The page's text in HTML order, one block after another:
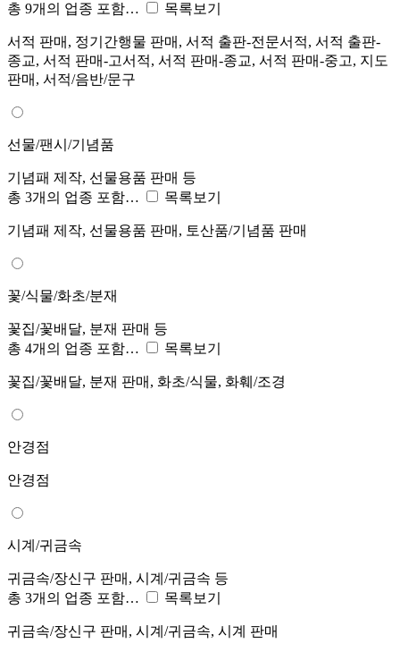
총 9개의 업종 포함…
목록보기
서적 판매, 정기간행물 판매, 서적 출판-전문서적, 서적 출판-
종교, 서적 판매-고서적, 서적 판매-종교, 서적 판매-중고, 지도
판매, 서적/음반/문구
선물/팬시/기념품
기념패 제작, 선물용품 판매 등
총 3개의 업종 포함…
목록보기
기념패 제작, 선물용품 판매, 토산품/기념품 판매
꽃/식물/화초/분재
꽃집/꽃배달, 분재 판매 등
총 4개의 업종 포함…
목록보기
꽃집/꽃배달, 분재 판매, 화초/식물, 화훼/조경
안경점
안경점
시계/귀금속
귀금속/장신구 판매, 시계/귀금속 등
총 3개의 업종 포함…
목록보기
귀금속/장신구 판매, 시계/귀금속, 시계 판매